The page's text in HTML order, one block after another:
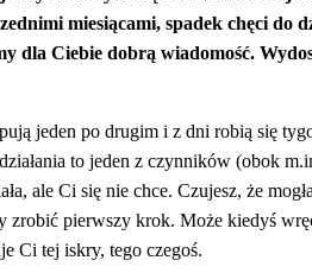
miesiącami, spadek chęci do
dla Ciebie dobrą wiadomość.
jeden po drugim i z dni robią się
to jeden z czynników (obok
ale Ci się nie chce. Czujesz, że
zrobić pierwszy krok. Może kiedyś
Ci tej iskry, tego czegoś.